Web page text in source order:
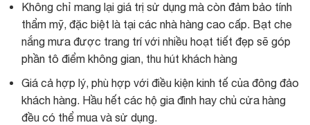
Không chỉ mang lại giá trị sử dụng mà còn đảm bảo tính
thẩm mỹ, đặc biệt là tại các nhà hàng cao cấp. Bạt che
nắng mưa được trang trí với nhiều hoạt tiết đẹp sẽ góp
phần tô điểm không gian, thu hút khách hàng
Giá cả hợp lý, phù hợp với điều kiện kinh tế của đông đảo
khách hàng. Hầu hết các hộ gia đình hay chủ cửa hàng
đều có thể mua và sử dụng.